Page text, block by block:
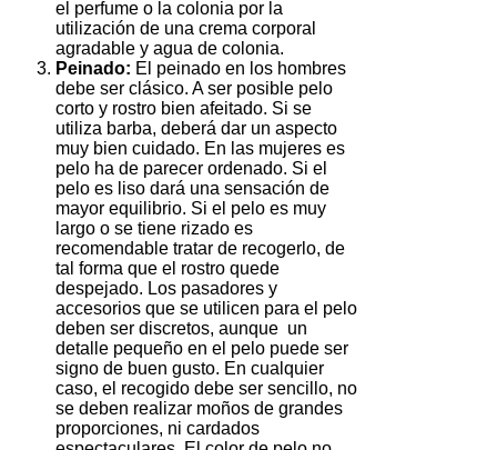
el perfume o la colonia por la
utilización de una crema corporal
agradable y agua de colonia.
Peinado: El peinado en los hombres
debe ser clásico. A ser posible pelo
corto y rostro bien afeitado. Si se
utiliza barba, deberá dar un aspecto
muy bien cuidado. En las mujeres es
pelo ha de parecer ordenado. Si el
pelo es liso dará una sensación de
mayor equilibrio. Si el pelo es muy
largo o se tiene rizado es
recomendable tratar de recogerlo, de
tal forma que el rostro quede
despejado. Los pasadores y
accesorios que se utilicen para el pelo
deben ser discretos, aunque un
detalle pequeño en el pelo puede ser
signo de buen gusto. En cualquier
caso, el recogido debe ser sencillo, no
se deben realizar moños de grandes
proporciones, ni cardados